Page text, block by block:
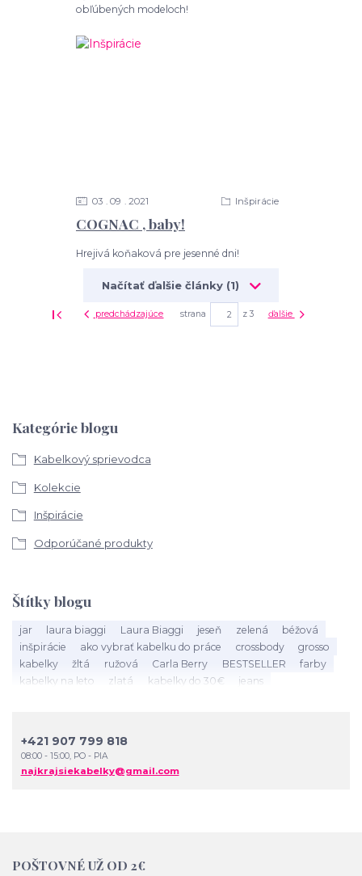
Kategórie blogu
Kabelkový sprievodca
Kolekcie
Inšpirácie
Odporúčané produkty
Štítky blogu
jar laura biaggi Laura Biaggi jeseň zelená
béžová
inšpirácie
ako vybrať kabelku do práce crossbody
grosso
kabelky
žltá ružová Carla Berry BESTSELLER
farby
kabelky na leto
zlatá kabelky do 30€
jeans
slamené kabelky
biela
jesenna kolekcia
trendy
+421 907 799 818
08:00 - 15:00, PO - PIA
najkrajsiekabelky@gmail.com
obľúbených modeloch!
COGNAC , baby!
03 09 2021 Inšpirácie
Hrejivá koňaková pre jesenné dni!
Načítať ďalšie články (1)
predchádzajúce strana z 3 ďalšie
POŠTOVNÉ UŽ OD 2€